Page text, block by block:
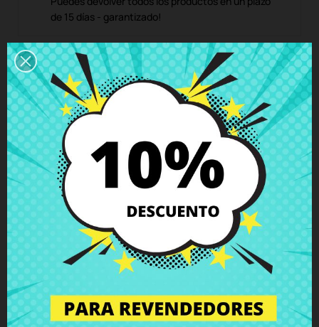
de 15 días - garantizado!
Descripción
Detalles del producto
Grados
Comentarios
Bisagra izquierda Lenovo G50-30
G50-45 G50-70 G50-80 Z50-70
con tornillos incluidos